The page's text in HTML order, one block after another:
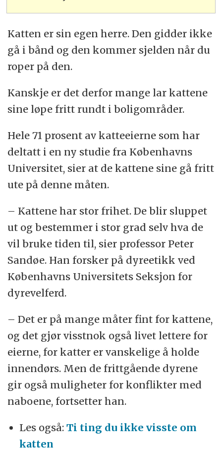
Katten er sin egen herre. Den gidder ikke
gå i bånd og den kommer sjelden når du
roper på den.
Kanskje er det derfor mange lar kattene
sine løpe fritt rundt i boligområder.
Hele 71 prosent av katteeierne som har
deltatt i en ny studie fra Københavns
Universitet, sier at de kattene sine gå fritt
ute på denne måten.
– Kattene har stor frihet. De blir sluppet
ut og bestemmer i stor grad selv hva de
vil bruke tiden til, sier professor Peter
Sandøe. Han forsker på dyreetikk ved
Københavns Universitets Seksjon for
dyrevelferd.
– Det er på mange måter fint for kattene,
og det gjør visstnok også livet lettere for
eierne, for katter er vanskelige å holde
innendørs. Men de frittgående dyrene
gir også muligheter for konflikter med
naboene, fortsetter han.
Les også:Ti ting du ikke visste om
katten